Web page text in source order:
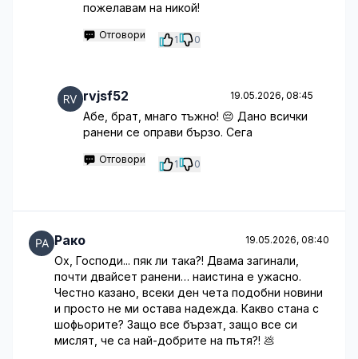
пожелавам на никой!
Отговори 1 0
rvjsf52 19.05.2026, 08:45
Абе, брат, мнаго тъжно! 😔 Дано всички
ранени се оправи бързо. Сега
Отговори 1 0
Рако 19.05.2026, 08:40
Ох, Господи... пяк ли така?! Двама загинали,
почти двайсет ранени… наистина е ужасно.
Честно казано, всеки ден чета подобни новини
и просто не ми остава надежда. Какво стана с
шофьорите? Защо все бързат, защо все си
мислят, че са най-добрите на пътя?! 💩